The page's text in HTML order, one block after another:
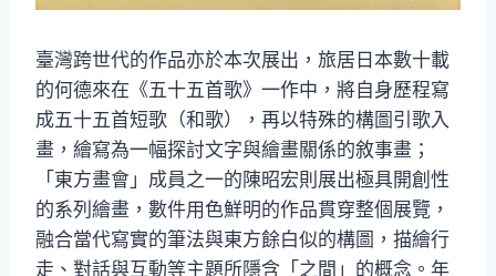
臺灣跨世代的作品亦於本次展出，旅居日本數十載
的何德來在《五十五首歌》一作中，將自身歷程寫
成五十五首短歌（和歌），再以特殊的構圖引歌入
畫，繪寫為一幅探討文字與繪畫關係的敘事畫；
「東方畫會」成員之一的陳昭宏則展出極具開創性
的系列繪畫，數件用色鮮明的作品貫穿整個展覽，
融合當代寫實的筆法與東方餘白似的構圖，描繪行
走、對話與互動等主題所隱含「之間」的概念。年